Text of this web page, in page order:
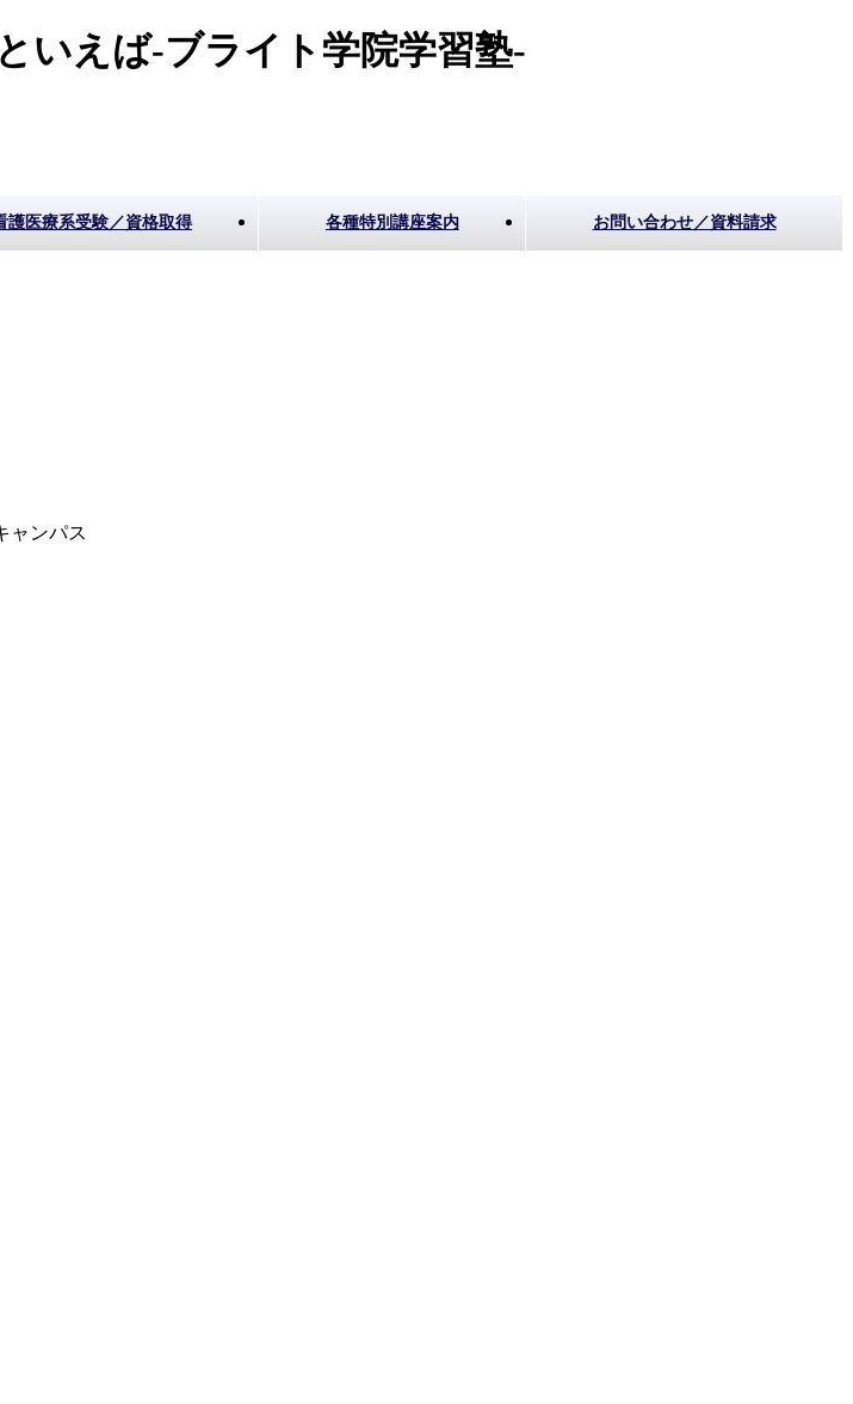
いえば-ブライト学院学習塾-
護医療系受験／資格取得 各種特別講座案内 お問い合わせ／資料請求
ャンパス